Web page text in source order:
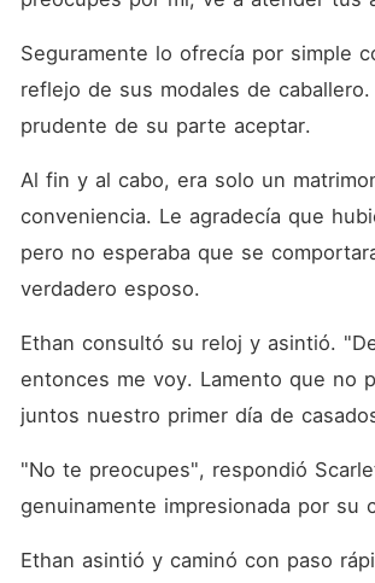
Seguramente lo ofrecía por simple
reflejo de sus modales de caballero.
prudente de su parte aceptar.
Al fin y al cabo, era solo un
conveniencia. Le agradecía que
pero no esperaba que se
verdadero esposo.
Ethan consultó su reloj y asintió.
entonces me voy. Lamento que no
juntos nuestro primer día de
"No te preocupes", respondió
genuinamente impresionada por su
Ethan asintió y caminó con paso